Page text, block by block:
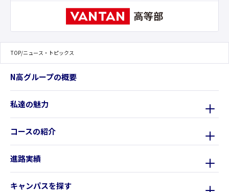
TOP/ニュース・トピックス
N高グループの概要
私達の魅力
コースの紹介
進路実績
キャンパスを探す